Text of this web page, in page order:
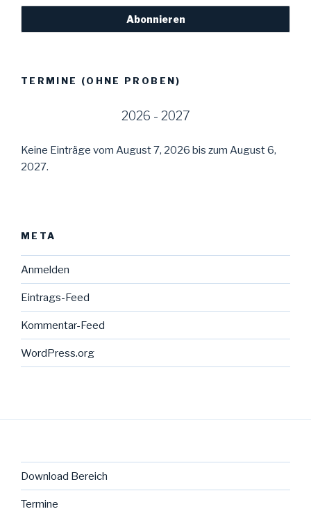
TERMINE (OHNE PROBEN)
2026 - 2027
Keine Einträge vom August 7, 2026 bis zum August 6,
2027.
META
Anmelden
Eintrags-Feed
Kommentar-Feed
WordPress.org
Download Bereich
Termine